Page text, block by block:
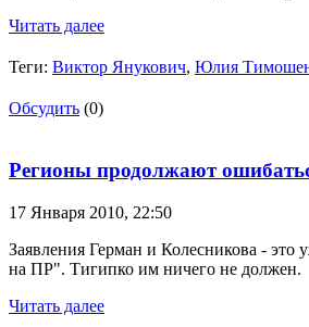
Читать далее
Теги: Виктор Янукович, Юлия
Обсудить (0)
Регионы продолжают
17 Января 2010, 22:50
Заявления Герман и Колесникова - это
на ПР". Тигипко им ничего не должен.
Читать далее